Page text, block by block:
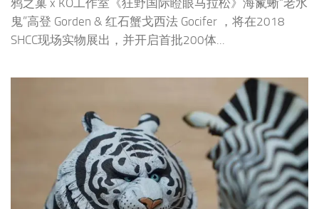
鬼”高登 Gorden & 红石蟹戈西法 Gocifer ，将在2018
SHCC现场实物展出，并开启首批200体...